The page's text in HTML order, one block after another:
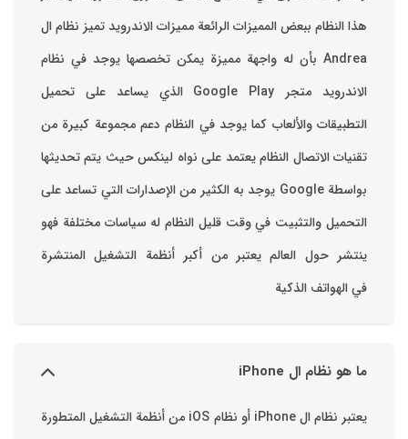
هذا النظام ببعض المميزات الرائعة ‏مميزات الاندرويد ‏تميز نظام ال
Andrea بأن له واجهة مميزة يمكن تخصصها ‏يوجد في نظام
الاندرويد متجر Google Play الذي يساعد على تحميل
التطبيقات والألعاب ‏كما يوجد في النظام دعم مجموعة كبيرة من
تقنيات الاتصال ‏النظام يعتمد على نواه لينكس حيث يتم تحديثها
بواسطة ‫Google‬ ‏يوجد به الكثير من الإصدارات التي تساعد على
التحميل والتثبيت في وقت قليل ‏النظام له سياسات مختلفة فهو
ينتشر حول العالم يعتبر من أكبر أنظمة التشغيل المنتشرة
في الهواتف الذكية
ما هو نظام ال iPhone
يعتبر نظام ال iPhone أو نظام iOS من أنظمة التشغيل المتطورة